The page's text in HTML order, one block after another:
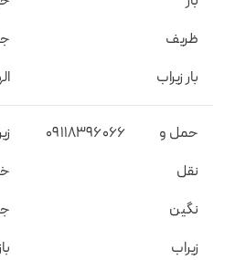
ظریف
بار زیراب
حمل و
نقل
نگین
زیراب
09118396066